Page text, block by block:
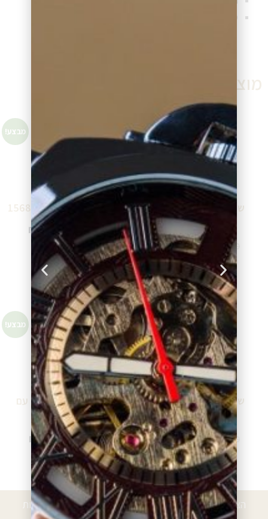
מוצרים דומים
מבצע!
שעון גלרי כסוף לאשה
15750-1
490.00
₪368.00
הוספה לסל
מבצע!
שעון גלרי כסוף לאשה 15680
390.00
₪293.00
הוספה לסל
מבצע!
שעון גלרי כסוף לאשה
157841
₪490.00
₪368.00
הוספה לסל
מבצע!
שעון גלרי כסוף לאשה עם
שיבוץ 15703-1
₪650.00
₪488.00
הוספה לסל
הצטרפו לרשימת הלקוחות המועדפים וקבלו הטבות, הנחות